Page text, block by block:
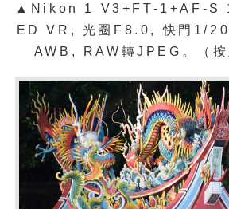
▲Nikon 1 V3+FT-1+AF-S
ED VR, 光圈F8.0, 快門1/
AWB, RAW轉JPEG。（